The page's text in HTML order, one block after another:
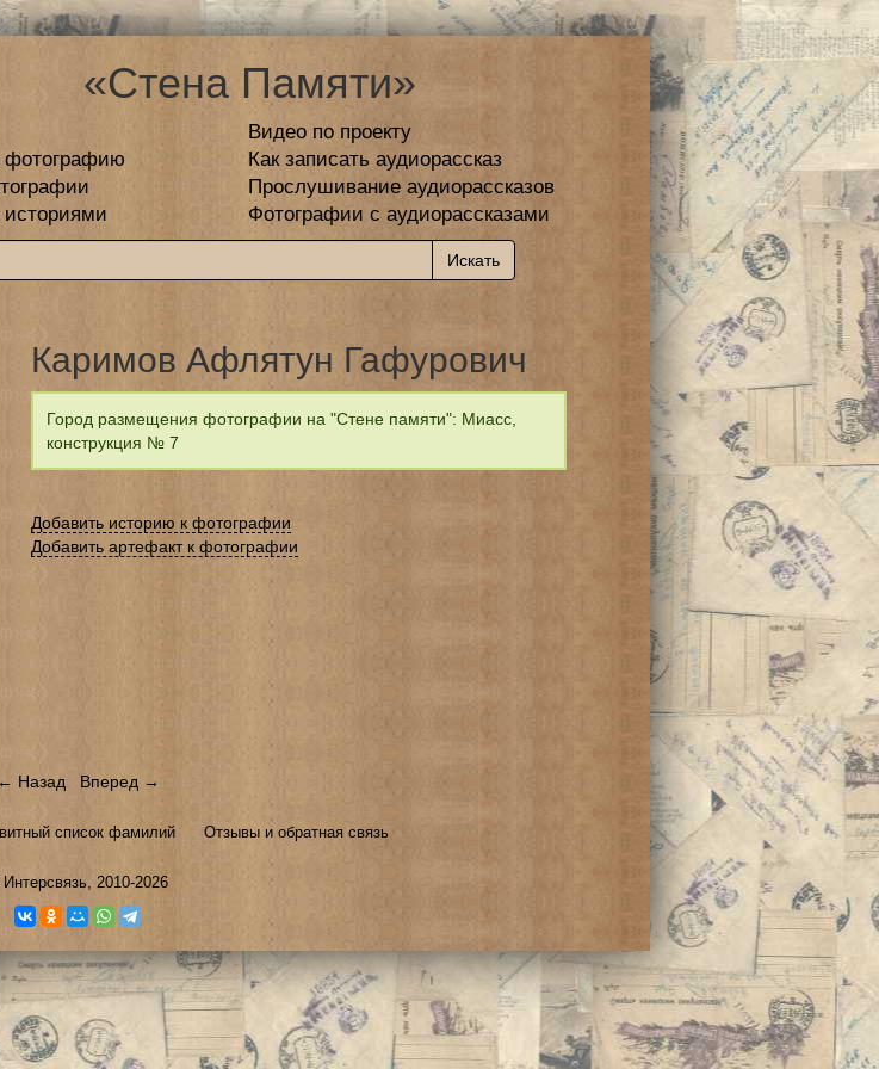
«Стена Памяти»
Видео по проекту
фотографию
Как записать аудиорассказ
Прослушивание аудиорассказов
Фотографии с аудиорассказами
Каримов Афлятун Гафурович
Город размещения фотографии на "Стене памяти": Миасс,
конструкция № 7
Добавить историю к фотографии
Добавить артефакт к фотографии
← Назад Вперед →
список фамилий Отзывы и обратная связь
Интерсвязь, 2010-2026